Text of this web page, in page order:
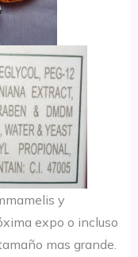
y
expo o incluso
mas grande.